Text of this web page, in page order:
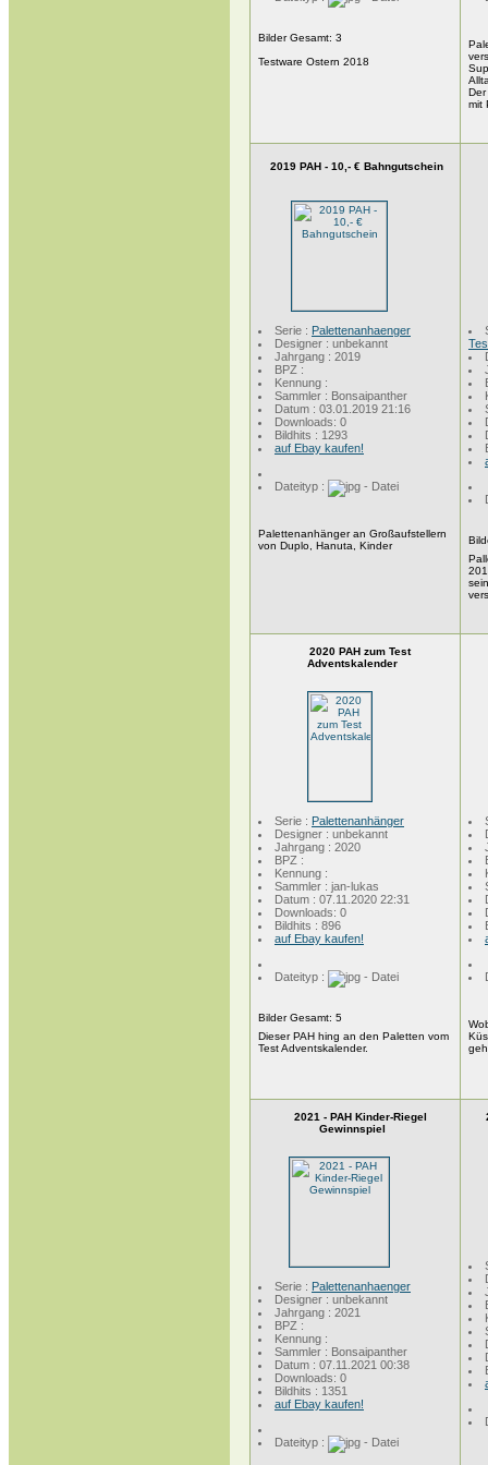
Bilder Gesamt: 3
Testware Ostern 2018
mit
2019 PAH - 10,- € Bahngutschein
Serie : Palettenanhaenger
Designer : unbekannt
Jahrgang : 2019
BPZ :
Kennung :
Sammler : Bonsaipanther
Datum : 03.01.2019 21:16
Downloads: 0
Bildhits : 1293
auf Ebay kaufen!
Dateityp :
Palettenanhänger an Großaufstellern
von Duplo, Hanuta, Kinder
2020 PAH zum Test
Adventskalender
Serie : Palettenanhänger
Designer : unbekannt
Jahrgang : 2020
BPZ :
Kennung :
Sammler : jan-lukas
Datum : 07.11.2020 22:31
Downloads: 0
Bildhits : 896
auf Ebay kaufen!
Dateityp :
Bilder Gesamt: 5
Dieser PAH hing an den Paletten vom
Test Adventskalender.
2021 - PAH Kinder-Riegel
Gewinnspiel
Serie : Palettenanhaenger
Designer : unbekannt
Jahrgang : 2021
BPZ :
Kennung :
Sammler : Bonsaipanther
Datum : 07.11.2021 00:38
Downloads: 0
Bildhits : 1351
auf Ebay kaufen!
Dateityp :